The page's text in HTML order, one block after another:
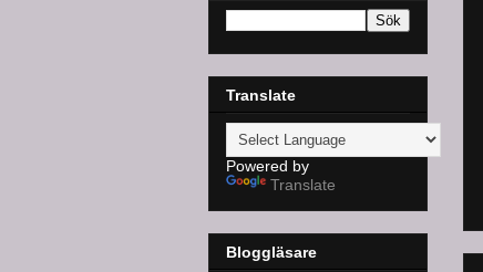
Translate
Powered by
Translate
Bloggläsare